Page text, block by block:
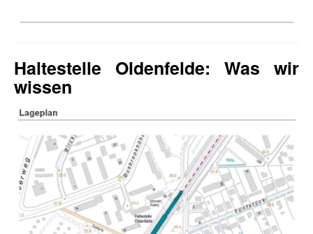
Haltestelle Oldenfelde: Was wir
wissen